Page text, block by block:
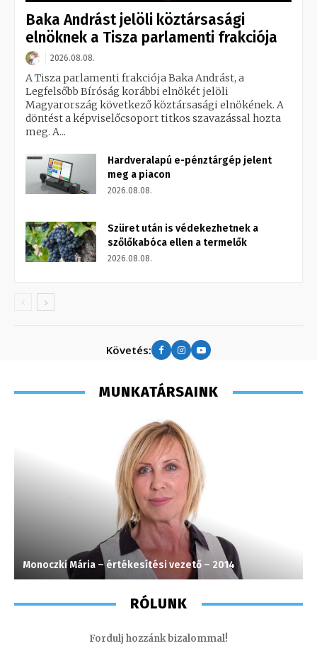
Baka Andrást jelöli köztársasági
elnöknek a Tisza parlamenti frakciója
2026.08.08.
A Tisza parlamenti frakciója Baka Andrást, a
Legfelsőbb Bíróság korábbi elnökét jelöli
Magyarország következő köztársasági elnökének. A
döntést a képviselőcsoport titkos szavazással hozta
meg. A...
Hardveralapú e-pénztárgép jelent
meg a piacon
2026.08.08.
Szüret után is védekezhetnek a
szőlőkabóca ellen a termelők
2026.08.08.
Követés:
MUNKATÁRSAINK
Monoczki Mária – értékesítési vezető – 2014
RÓLUNK
Fordulj hozzánk bizalommal!